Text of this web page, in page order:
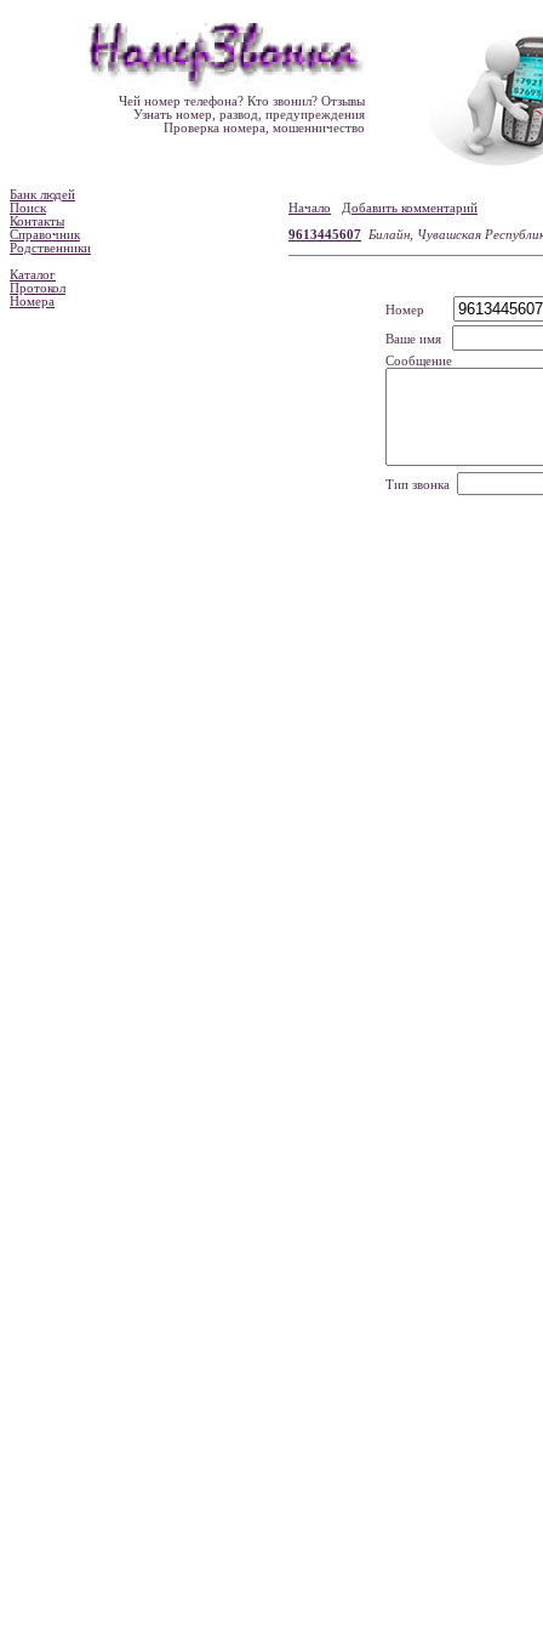
Чей номер телефона? Кто звонил? Отзывы
Узнать номер, развод, предупреждения
Проверка номера, мошенничество
Банк людей
Поиск
Контакты
Справочник
Родственники
Каталог
Протокол
Номера
Начало
Добавить комментарий
9613445607
Билайн, Чувашская
Номер
Ваше имя
Сообщение
Тип звонка